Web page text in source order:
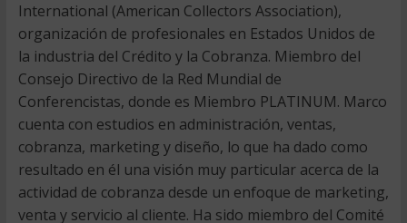
International (American Collectors Association),
organización de profesionales en Estados Unidos de
la industria del Crédito y la Cobranza. Miembro del
Consejo Directivo de la Red Mundial de
Conferencistas, donde es Miembro PLATINUM. Marco
cuenta con estudios en administración, ventas,
cobranza, marketing y diseño, lo que ha dado como
resultado en él una visión muy particular acerca de la
actividad de cobranza desde un enfoque de marketing,
venta y servicio al cliente. Ha sido miembro del Comité